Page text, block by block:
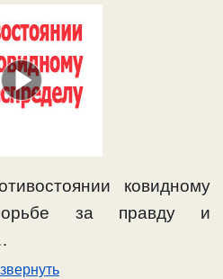
ковидному
за правду и